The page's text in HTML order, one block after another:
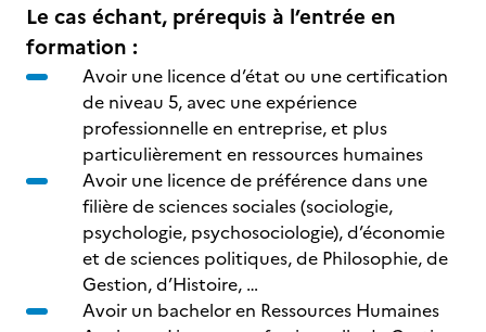
Le cas échant, prérequis à l’entrée en
formation :
Avoir une licence d’état ou une certification
de niveau 5, avec une expérience
professionnelle en entreprise, et plus
particulièrement en ressources humaines
Avoir une licence de préférence dans une
filière de sciences sociales (sociologie,
psychologie, psychosociologie), d’économie
et de sciences politiques, de Philosophie, de
Gestion, d’Histoire, …
Avoir un bachelor en Ressources Humaines